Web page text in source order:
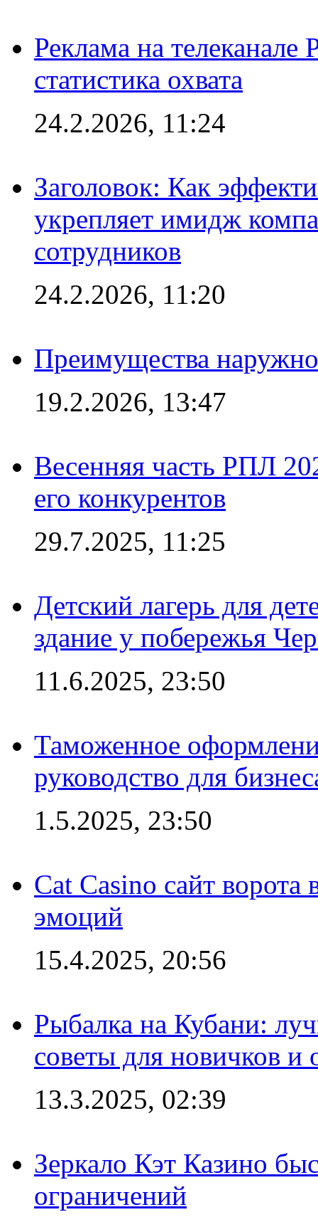
Реклама на
статистика охвата
24.2.2026, 11:24
Заголовок: Как
укрепляет имидж
сотрудников
24.2.2026, 11:20
Преимущества
19.2.2026, 13:47
Весенняя часть РПЛ
его конкурентов
29.7.2025, 11:25
Детский лагерь для
здание у побережья
11.6.2025, 23:50
Таможенное
руководство для
1.5.2025, 23:50
Cat Casino сайт
эмоций
15.4.2025, 20:56
Рыбалка на Кубани:
советы для новичков
13.3.2025, 02:39
Зеркало Кэт Казино
ограничений